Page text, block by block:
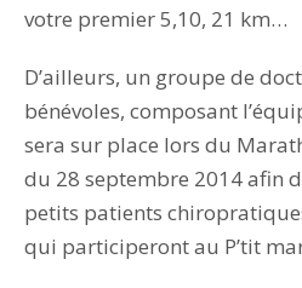
votre premier 5,10, 21 km…
D’ailleurs, un groupe de
bénévoles, composant
sera sur place lors du
du 28 septembre 2014 afin
petits patients
qui participeront au P’tit